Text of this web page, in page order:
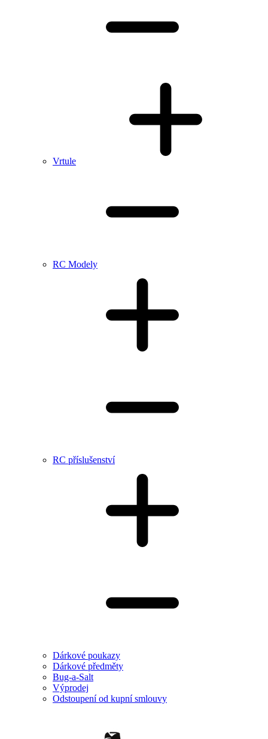
Vrtule
RC Modely
RC příslušenství
Dárkové poukazy
Dárkové předměty
Bug-a-Salt
Výprodej
Odstoupení od kupní smlouvy